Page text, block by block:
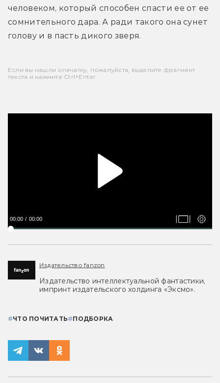
человеком, который способен спасти ее от ее
сомнительного дара. А ради такого она сунет
голову и в пасть дикого зверя.
Если вы нашли опечатку, пожалуйста, выделите фрагмент
текста и нажмите Ctrl+Enter.
00:00 00:00
Издательство fanzon
Издательство интеллектуальной фантастики,
импринт издательского холдинга «Эксмо».
#ЧТО ПОЧИТАТЬ#ПОДБОРКА